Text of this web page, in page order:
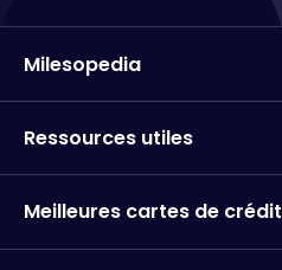
Milesopedia
Ressources utiles
Meilleures cartes de crédit